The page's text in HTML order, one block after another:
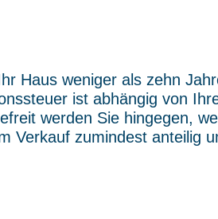
Haus weniger als zehn
ist abhängig von
werden Sie hingegen,
Verkauf zumindest anteilig